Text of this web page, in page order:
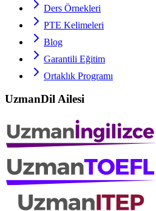
Ders Örnekleri
PTE Kelimeleri
Blog
Garantili Eğitim
Ortaklık Programı
UzmanDil Ailesi